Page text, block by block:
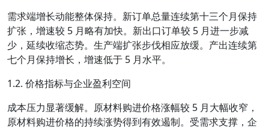
需求端增长动能整体保持。新订单总量连续第十三个月保持
扩张，增速较 5 月略有加快。新出口订单较 5 月进一步减
少，延续收缩态势。生产端扩张步伐相应放缓。产出连续第
七个月保持增长，增速低于 5 月水平。
1.2. 价格指标与企业盈利空间
成本压力显著缓解。原材料购进价格涨幅较 5 月大幅收窄，
原材料购进价格的持续涨势得到有效遏制。受需求支撑，企